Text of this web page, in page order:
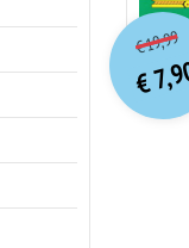
€19,99
€